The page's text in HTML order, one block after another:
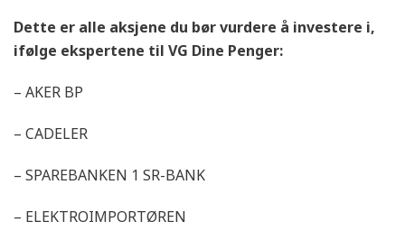
Dette er alle aksjene du bør vurdere å investere i,
ifølge ekspertene til VG Dine Penger:
– AKER BP
– CADELER
– SPAREBANKEN 1 SR-BANK
– ELEKTROIMPORTØREN